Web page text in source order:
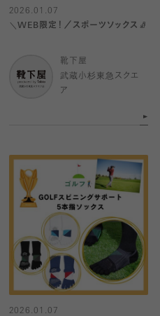
2026.01.07
＼WEB限定！／スポーツソックス🧦
靴下屋
武蔵小杉東急スクエ
ア
2026.01.07